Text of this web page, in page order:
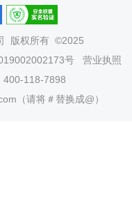
版权所有 ©2025
号
营业执照
400-118-7898
（请将＃替换成@）